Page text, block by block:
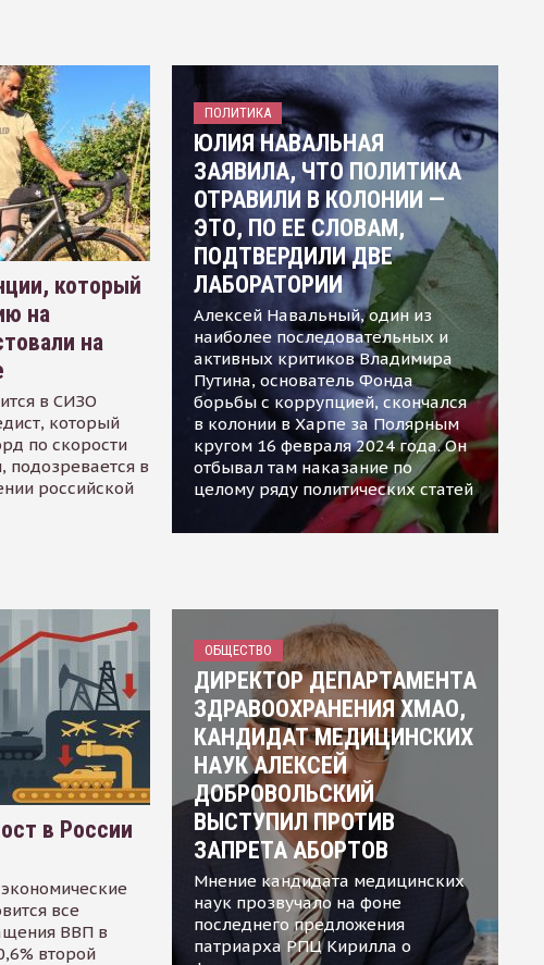
который
на
на
в СИЗО
который
по скорости
подозревается в
российской
ПОЛИТИКА
ЮЛИЯ НАВАЛЬНАЯ
ЗАЯВИЛА, ЧТО ПОЛИТИКА
ОТРАВИЛИ В КОЛОНИИ —
ЭТО, ПО ЕЕ СЛОВАМ,
ПОДТВЕРДИЛИ ДВЕ
ЛАБОРАТОРИИ
Алексей Навальный, один из
наиболее последовательных и
активных критиков Владимира
Путина, основатель Фонда
борьбы с коррупцией, скончался
в колонии в Харпе за Полярным
кругом 16 февраля 2024 года. Он
отбывал там наказание по
целому ряду политических статей
в России
все
ВВП в
второй
ОБЩЕСТВО
ДИРЕКТОР ДЕПАРТАМЕНТА
ЗДРАВООХРАНЕНИЯ ХМАО,
КАНДИДАТ МЕДИЦИНСКИХ
НАУК АЛЕКСЕЙ
ДОБРОВОЛЬСКИЙ
ВЫСТУПИЛ ПРОТИВ
ЗАПРЕТА АБОРТОВ
Мнение кандидата медицинских
наук прозвучало на фоне
последнего предложения
патриарха РПЦ Кирилла о